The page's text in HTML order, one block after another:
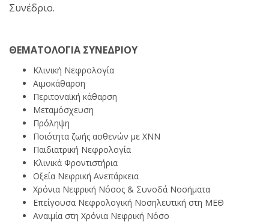
Συνέδριο.
ΘΕΜΑΤΟΛΟΓΙΑ ΣΥΝΕΔΡΙΟΥ
Κλινική Νεφρολογία
Αιμοκάθαρση
Περιτοναϊκή κάθαρση
Μεταμόσχευση
Πρόληψη
Ποιότητα ζωής ασθενών με ΧΝΝ
Παιδιατρική Νεφρολογία
Κλινικά Φροντιστήρια
Οξεία Νεφρική Ανεπάρκεια
Χρόνια Νεφρική Νόσος & Συνοδά Νοσήματα
Επείγουσα Νεφρολογική Νοσηλευτική στη ΜΕΘ
Αναιμία στη Χρόνια Νεφρική Νόσο